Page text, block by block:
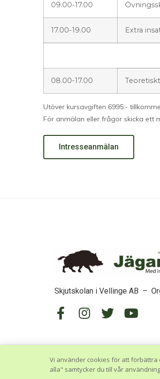
09.00-17.00
17.00-19.00 Extra
08.00-17.00
Utöver kursavgiften 6995:-
För anmälan eller frågor skicka ett
Intresseanmälan
Skjutskolan i Vellinge AB –
Vi använder cookies för att
alla" samtycker du till vår